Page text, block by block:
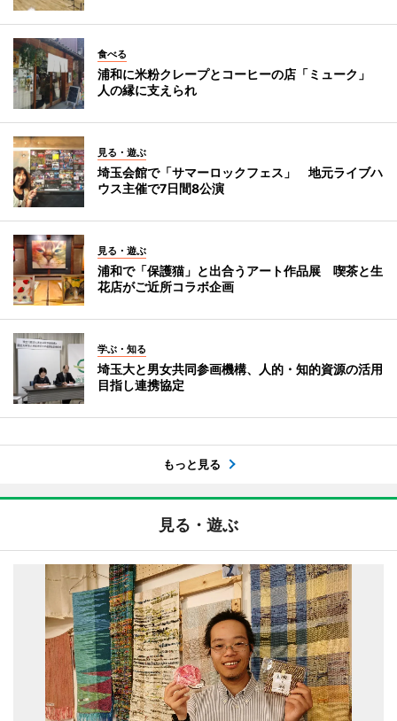
食べる
浦和に米粉クレープとコーヒーの店「ミューク」
人の縁に支えられ
見る・遊ぶ
埼玉会館で「サマーロックフェス」 地元ライブハ
ウス主催で7日間8公演
見る・遊ぶ
浦和で「保護猫」と出合うアート作品展 喫茶と生
花店がご近所コラボ企画
学ぶ・知る
埼玉大と男女共同参画機構、人的・知的資源の活用
目指し連携協定
もっと見る
見る・遊ぶ